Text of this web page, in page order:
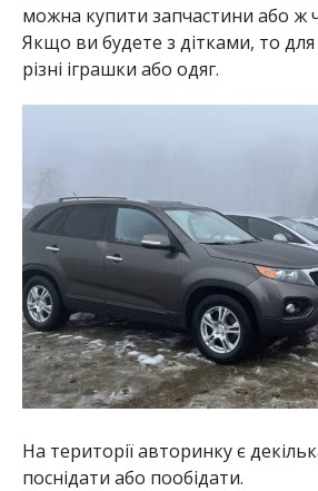
можна купити запчастини або ж
Якщо ви будете з дітками, то
різні іграшки або одяг.
На території авторинку є
поснідати або пообідати.